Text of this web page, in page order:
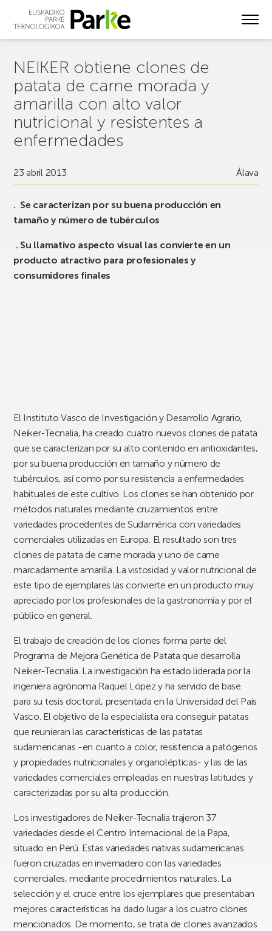
NEIKER obtiene clones de
patata de carne morada y
amarilla con alto valor
nutricional y resistentes a
enfermedades
23 abril 2013 Álava
. Se caracterizan por su buena producción en
tamaño y número de tubérculos
. Su llamativo aspecto visual las convierte en un
producto atractivo para profesionales y
consumidores finales
El Instituto Vasco de Investigación y Desarrollo Agrario,
Neiker-Tecnalia, ha creado cuatro nuevos clones de patata
que se caracterizan por su alto contenido en antioxidantes,
por su buena producción en tamaño y número de
tubérculos, así como por su resistencia a enfermedades
habituales de este cultivo. Los clones se han obtenido por
métodos naturales mediante cruzamientos entre
variedades procedentes de Sudamérica con variedades
comerciales utilizadas en Europa. El resultado son tres
clones de patata de carne morada y uno de carne
marcadamente amarilla. La vistosidad y valor nutricional de
este tipo de ejemplares las convierte en un producto muy
apreciado por los profesionales de la gastronomía y por el
público en general.
El trabajo de creación de los clones forma parte del
Programa de Mejora Genética de Patata que desarrolla
Neiker-Tecnalia. La investigación ha estado liderada por la
ingeniera agrónoma Raquel López y ha servido de base
para su tesis doctoral, presentada en la Universidad del País
Vasco. El objetivo de la especialista era conseguir patatas
que reunieran las características de las patatas
sudamericanas -en cuanto a color, resistencia a patógenos
y propiedades nutricionales y organolépticas- y las de las
variedades comerciales empleadas en nuestras latitudes y
caracterizadas por su alta producción.
Los investigadores de Neiker-Tecnalia trajeron 37
variedades desde el Centro Internacional de la Papa,
situado en Perú. Estas variedades nativas sudamericanas
fueron cruzadas en invernadero con las variedades
comerciales, mediante procedimientos naturales. La
selección y el cruce entre los ejemplares que presentaban
mejores características ha dado lugar a los cuatro clones
mencionados. De momento, se trata de clones avanzados